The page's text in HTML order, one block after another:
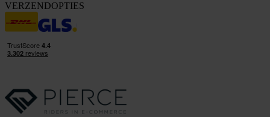
VERZENDOPTIES